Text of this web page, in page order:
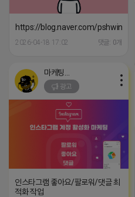
https://blog.naver.com/pshwin2/
2026-04-18 17:02 댓글: 0개
광고
인스타그램 좋아요/팔로워/댓글 최
적화 작업